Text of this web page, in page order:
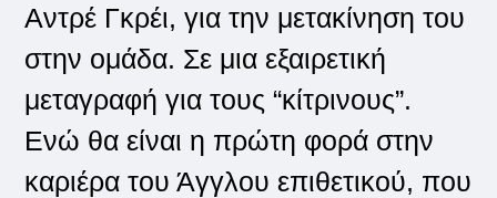
Αντρέ Γκρέι, για την μετακίνηση του
στην ομάδα. Σε μια εξαιρετική
μεταγραφή για τους “κίτρινους”.
Ενώ θα είναι η πρώτη φορά στην
καριέρα του Άγγλου επιθετικού, που